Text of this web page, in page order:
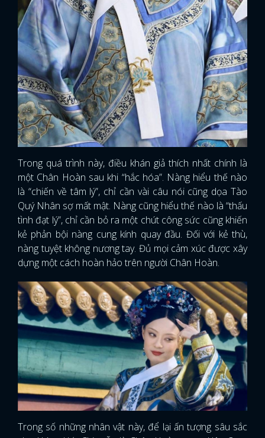
x
ĐĂNG NHẬP
Trong quá trình này, điều khán giả thích nhất chính là
một Chân Hoàn sau khi “hắc hóa”. Nàng hiểu thế nào
là “chiến về tâm lý”, chỉ cần vài câu nói cũng dọa Tào
Quý Nhân sợ mất mật. Nàng cũng hiểu thế nào là “thấu
tình đạt lý”, chỉ cần bỏ ra một chút công sức cũng khiến
kẻ phản bội nàng cung kính quay đầu. Đối với kẻ thù,
nàng tuyệt không nương tay. Đủ mọi cảm xúc được xây
dựng một cách hoàn hảo trên người Chân Hoàn.
Trong số những nhân vật này, để lại ấn tượng sâu sắc